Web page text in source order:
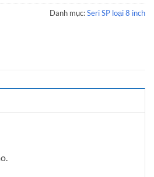
Danh mục:Seri SP loại 8 inch